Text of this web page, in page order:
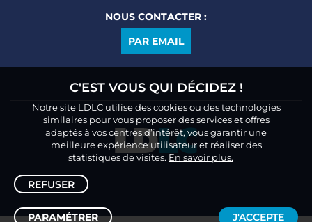
NOUS CONTACTER :
PAR EMAIL
C'EST VOUS QUI DÉCIDEZ !
Notre site LDLC utilise des cookies ou des technologies
similaires pour vous proposer des services et offres
adaptés à vos centres d’intérêt, vous garantir une
meilleure expérience utilisateur et réaliser des
statistiques de visites. En savoir plus.
REFUSER
PARAMÉTRER J'ACCEPTE